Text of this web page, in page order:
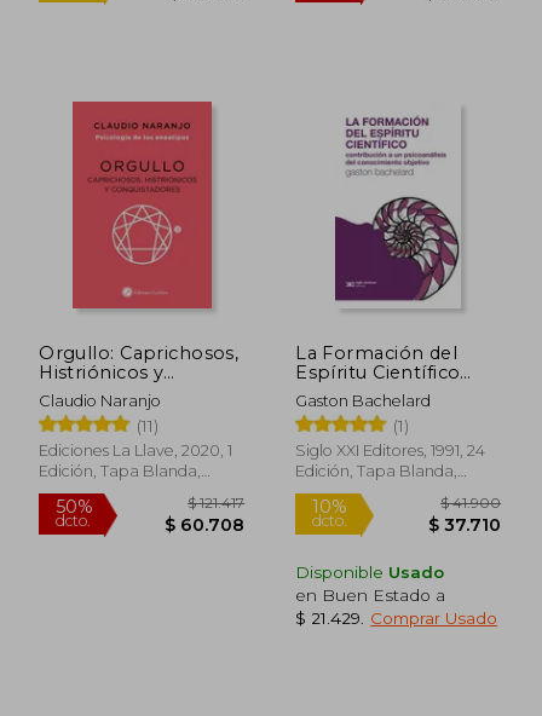
50%
Orgullo: Caprichosos,
Histriónicos y
Conquistadores: E2
(Psicología de los
Eneatipos)
Claudio Naranjo
(11)
Ediciones La Llave, 2020, 1
Edición, Tapa Blanda,
Nuevo
La Formación del
Espíritu Científico
Contribución a un
Psicoanálisis del
conocimiento
objetivo
Gaston Bachelard
(1)
Siglo XXI Editores, 1991, 24
Edición, Tapa Blanda,
Nuevo
Disponible Usado
en Buen Estado a
$ 21.429
Comprar Usado